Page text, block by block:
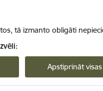
tā izmanto obligāti
Apstiprināt visas